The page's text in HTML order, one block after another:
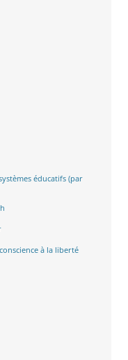
éducatifs (par
à la liberté